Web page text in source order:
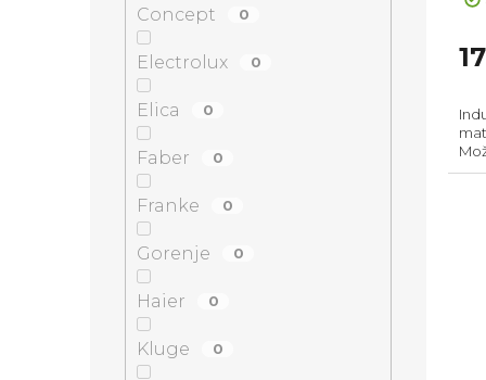
Concept 0
Electrolux 0
Elica 0
Faber 0
Franke 0
Gorenje 0
Haier 0
Kluge 0